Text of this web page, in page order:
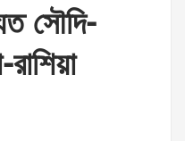
সৌদি-